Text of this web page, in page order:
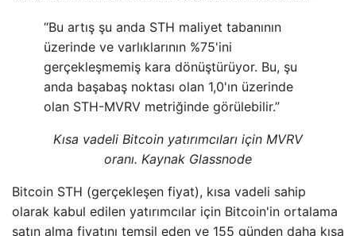
“Bu artış şu anda STH maliyet tabanının
üzerinde ve varlıklarının %75'ini
gerçekleşmemiş kara dönüştürüyor. Bu, şu
anda başabaş noktası olan 1,0'ın üzerinde
olan STH-MVRV metriğinde görülebilir.”
Kısa vadeli Bitcoin yatırımcıları için MVRV
oranı. Kaynak Glassnode
Bitcoin STH (gerçekleşen fiyat), kısa vadeli sahip
olarak kabul edilen yatırımcılar için Bitcoin'in ortalama
satın alma fiyatını temsil eden ve 155 günden daha kısa